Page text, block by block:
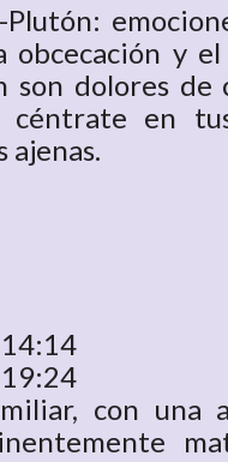
Plutón:
obcecación y
son dolores de
céntrate en
ajenas.
con una